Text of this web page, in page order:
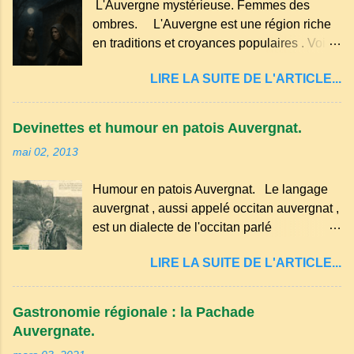
sucre un verre de lait, 1 pincée de sel et 30
g de beurre. Commencez par équeuter les
cerises sans les dénoyauter de préférence,
séchez-les sur un torchon.
L'Auvergne mystérieuse. Femmes des
ombres. L'Auvergne est une région riche
en traditions et croyances populaires . Voici
marqué ses campagnes : Superstitions : Le
pain retourné. Quand, à un repas, un des
voisins se hâtent de planter dans le
aperçoit, il remet le pain sur le bon coté,
mais il doit payer autant de bouteilles de vin
qu’il y a de couteaux ou de fourchettes
d’Ambert). Les quatre chemins. Quand
deux chemins se rencontrent et se coupent,
leur intersection forme un carrefour qui a
LIRE LA SUITE DE L'ARTICLE...
Devinettes et humour en patois Auvergnat.
mai 02, 2013
Humour en patois Auvergnat. Le langage
auvergnat , aussi appelé occitan auvergnat ,
est un dialecte de l'occitan parlé
certaines parties du Massif central . Il
appartient à la famille des langues romanes
et est classé parmi les dialectes du nord-
occitan . Bien que le nombre de locuteurs
LIRE LA SUITE DE L'ARTICLE...
Gastronomie régionale : la Pachade
Auvergnate.